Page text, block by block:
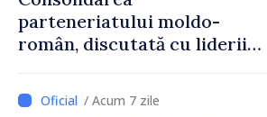
parteneriatului moldo-
român, discutată cu liderii
/ Acum 7 zile